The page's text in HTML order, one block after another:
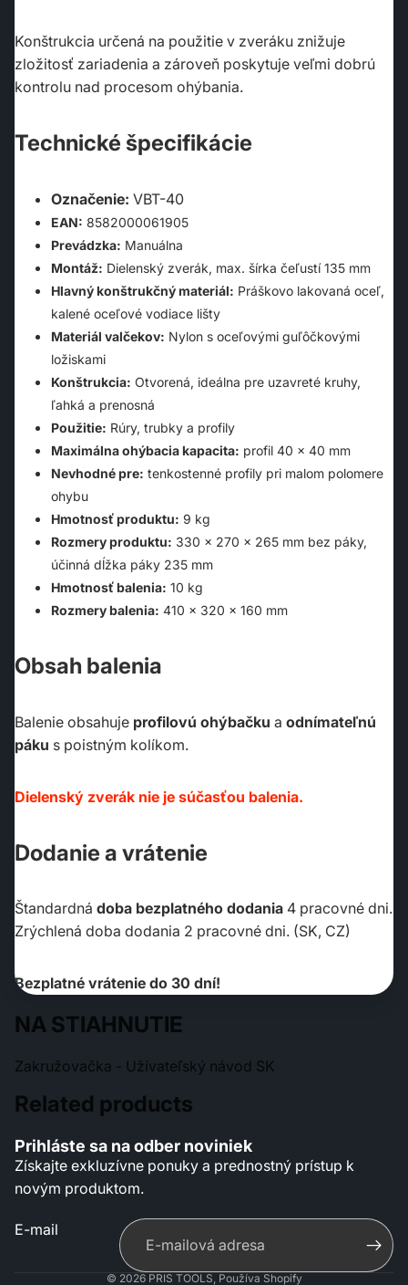
Konštrukcia určená na použitie v zveráku znižuje
zložitosť zariadenia a zároveň poskytuje veľmi dobrú
kontrolu nad procesom ohýbania.
Technické špecifikácie
Označenie: VBT-40
EAN: 8582000061905
Prevádzka: Manuálna
Montáž: Dielenský zverák, max. šírka čeľustí 135 mm
Hlavný konštrukčný materiál: Práškovo lakovaná oceľ,
kalené oceľové vodiace lišty
Materiál valčekov: Nylon s oceľovými guľôčkovými
ložiskami
Konštrukcia: Otvorená, ideálna pre uzavreté kruhy,
ľahká a prenosná
Použitie: Rúry, trubky a profily
Maximálna ohýbacia kapacita: profil 40 × 40 mm
Nevhodné pre: tenkostenné profily pri malom polomere
ohybu
Hmotnosť produktu: 9 kg
Rozmery produktu: 330 × 270 × 265 mm bez páky,
účinná dĺžka páky 235 mm
Hmotnosť balenia: 10 kg
Rozmery balenia: 410 × 320 × 160 mm
Obsah balenia
Balenie obsahuje profilovú ohýbačku a odnímateľnú
páku s poistným kolíkom.
Dielenský zverák nie je súčasťou balenia.
Dodanie a vrátenie
Štandardná doba bezplatného dodania 4 pracovné dni.
Zrýchlená doba dodania 2 pracovné dni. (SK, CZ)
Bezplatné vrátenie do 30 dní!
NA STIAHNUTIE
Zakružovačka - Užívateľský návod SK
Related products
Prihláste sa na odber noviniek
Získajte exkluzívne ponuky a prednostný prístup k
novým produktom.
E-mail
© 2026 PRIS TOOLS, Používa Shopify
Kontaktné údaje
Podmienky poskytovania služby
Dopravné podmienky